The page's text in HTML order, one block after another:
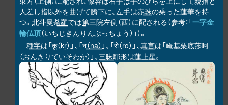
人差し指以外を曲げて臍下に、左手は赤珠の乗った蓮華を持
つ。 北斗曼荼羅では第三院左側（西）に配される（参考：「一字金
輪仏頂（いちじきんりんぶっちょう）」）。
種字は「कृ（kṛ） 」、「न（na） 」、「रो（ro） 」、真言は「唵基栗底莎呵
（おんきりていそわか）」、三昧耶形は蓮上星。